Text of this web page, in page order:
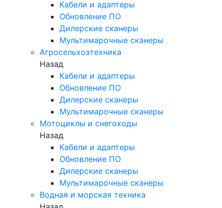
Кабели и адаптеры
Обновление ПО
Дилерские сканеры
Мультимарочные сканеры
Агросельхозтехника
Назад
Кабели и адаптеры
Обновление ПО
Дилерские сканеры
Мультимарочные сканеры
Мотоциклы и снегоходы
Назад
Кабели и адаптеры
Обновление ПО
Дилерские сканеры
Мультимарочные сканеры
Водная и морская техника